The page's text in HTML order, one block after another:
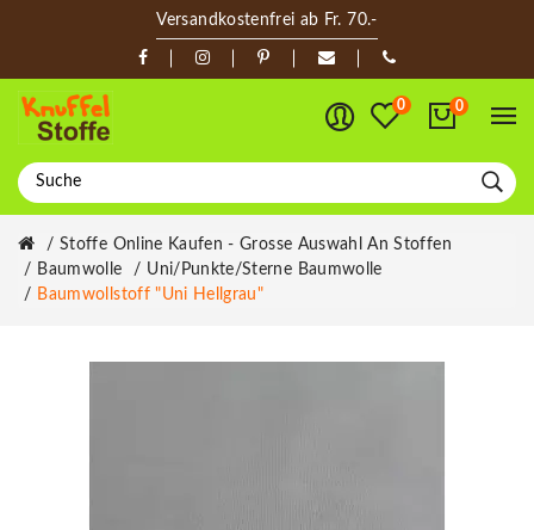
Versandkostenfrei ab Fr. 70.-
0 0
Stoffe Online Kaufen - Grosse Auswahl An Stoffen
Baumwolle
Uni/Punkte/Sterne Baumwolle
Baumwollstoff "Uni Hellgrau"